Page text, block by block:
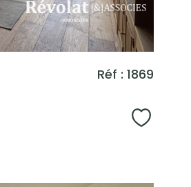
Réf : 1869